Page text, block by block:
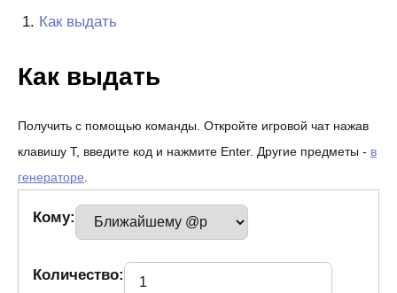
Как выдать
Как выдать
Получить с помощью команды. Откройте игровой чат нажав
клавишу T, введите код и нажмите Enter. Другие предметы - в
генераторе.
Кому:
Количество: